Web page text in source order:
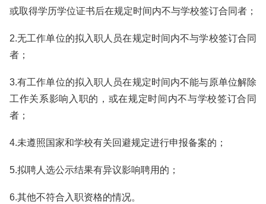
或取得学历学位证书后在规定时间内不与学校签订合同者；
2.无工作单位的拟入职人员在规定时间内不与学校签订合同
者；
3.有工作单位的拟入职人员在规定时间内不能与原单位解除
工作关系影响入职的，或在规定时间内不与学校签订合同
者；
4.未遵照国家和学校有关回避规定进行申报备案的；
5.拟聘人选公示结果有异议影响聘用的；
6.其他不符合入职资格的情况。